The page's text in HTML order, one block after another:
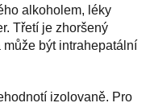
alkoholem, léky
Třetí je zhoršený
být intrahepatální
izolovaně. Pro